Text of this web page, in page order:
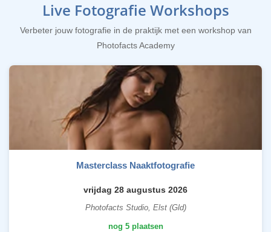
Live Fotografie Workshops
Verbeter jouw fotografie in de praktijk met een workshop van
Photofacts Academy
Masterclass Naaktfotografie
vrijdag 28 augustus 2026
Photofacts Studio, Elst (Gld)
nog 5 plaatsen